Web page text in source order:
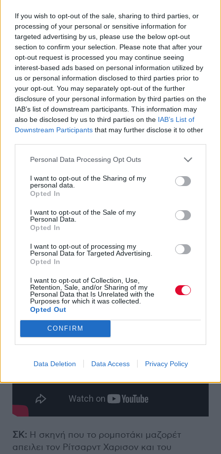
If you wish to opt-out of the sale, sharing to third parties, or
processing of your personal or sensitive information for
targeted advertising by us, please use the below opt-out
section to confirm your selection. Please note that after your
opt-out request is processed you may continue seeing
interest-based ads based on personal information utilized by
us or personal information disclosed to third parties prior to
your opt-out. You may separately opt-out of the further
disclosure of your personal information by third parties on the
IAB’s list of downstream participants. This information may
also be disclosed by us to third parties on the IAB’s List of
Downstream Participants that may further disclose it to other
Personal Data Processing Opt Outs
I want to opt-out of the Sharing of my
personal data.
Opted In
I want to opt-out of the Sale of my
Personal Data.
Opted In
I want to opt-out of processing my
Personal Data for Targeted Advertising.
Opted In
I want to opt-out of Collection, Use,
Retention, Sale, and/or Sharing of my
Personal Data that Is Unrelated with the
Purposes for which it was collected.
Opted Out
CONFIRM
Data Deletion Data Access Privacy Policy
αλλά όταν βλέπω ολόκληρες ταινίες του
εκνευρίζομαι ΠΑΝΤΑ.
ΣΚ:Σαφέστατα. Ο Χενενλότερ είναι
αυστραλέζικη πανκ μπάντα. Αλλά και δεξί
μπακ στην Τβέντε θα μπορούσε. Από την
άλλη, τοEraserhead είναι λίγο σαν το Kill ‘em
All. Δηλαδή το καλύτερο άλμπουμ του.
Ποια είναι η σημαντικότερη σκηνή στην
ιστορία του σινεμά;
αξέχαστος Στηβ Τζέημς τρώει πέσιμο
βραχίσιο απο μαυροφορεμένο νίντζα.
Πρώτον, πάρα πολύ χρήσιμο να φοράς μαύρα
να μην φαίνεσαι. Δεύτερον. Και
σημαντικότερον. Μαθαίνουμε πως ο σωστός
στα σκουπίδια το έλεμεντ οβ σαρπράηζ για
να βγάλει από τα στήθια του την κλασσική
νιντζική κραυγή «ΓΙΟΥΖΟΥΗ». Απλός, καλός
σινεμάς.
ΣΚ: Η σκηνή που το ρομποτάκι μαζορέτ
απειλει τον Ρίτσαρντ Χαρισον και του